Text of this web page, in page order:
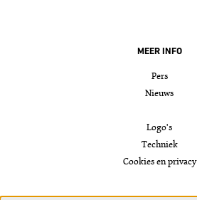
MEER INFO
Pers
Nieuws
Logo's
Techniek
Cookies en privacy